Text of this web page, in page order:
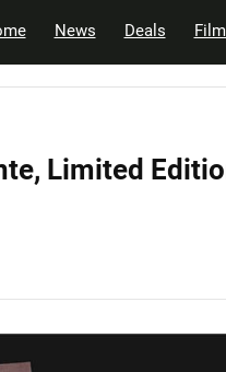
News Deals
Limited